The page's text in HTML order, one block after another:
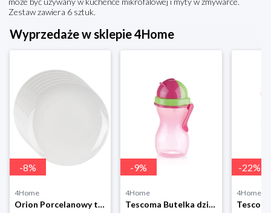
Zestaw zawiera 6 sztuk.
Wyprzedaże w sklepie 4Home
-8%
4Home
Orion Porcelanowy talerz płytki dla dzieci MONA, śr. 21 cm, 6 szt.
-9%
4Home
Tescoma Butelka dziecięca ze słomką BAMBINI różowy, 300 ml
-22%
4Home